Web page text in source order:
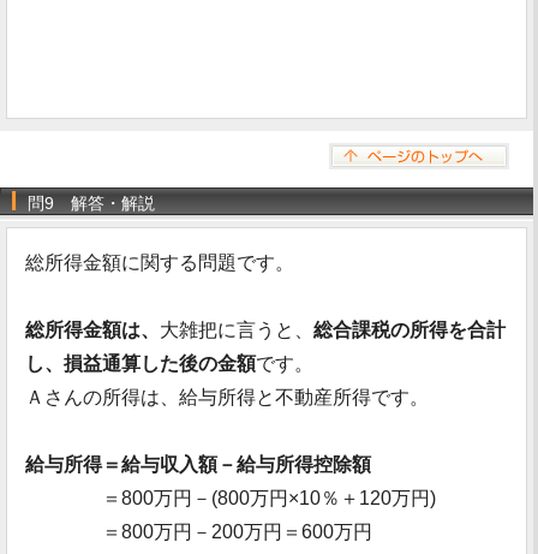
問9 解答・解説
総所得金額に関する問題です。
総所得金額は、 大雑把に言うと、 総合課税の所得を合計
し、損益通算した後の金額です。
Ａさんの所得は、給与所得と不動産所得です。
給与所得＝給与収入額－給与所得控除額
＝800万円－(800万円×10％＋120万円)
＝800万円－200万円＝600万円